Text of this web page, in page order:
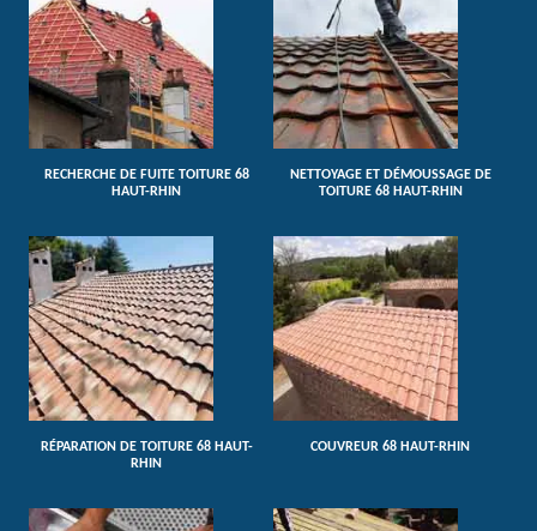
RECHERCHE DE FUITE TOITURE 68
HAUT-RHIN
NETTOYAGE ET DÉMOUSSAGE DE
TOITURE 68 HAUT-RHIN
RÉPARATION DE TOITURE 68 HAUT-
RHIN
COUVREUR 68 HAUT-RHIN